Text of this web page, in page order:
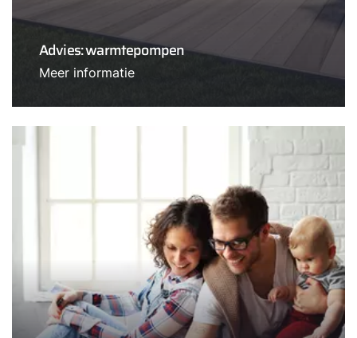
Advies: warmtepompen
Meer informatie